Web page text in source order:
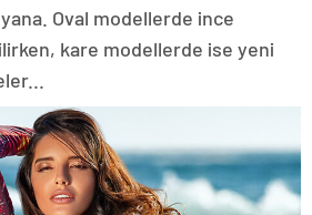
Oval modellerde ince
kare modellerde ise yeni